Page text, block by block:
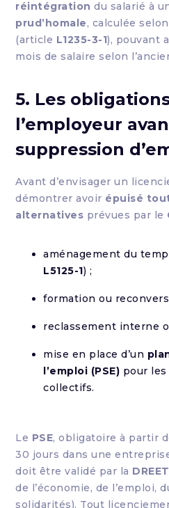
réintégration du salarié à
prud’homale, calculée
(article L1235-3-1), pouvant
mois de salaire selon
5. Les
l’employeur
suppression
Avant d’envisager un
démontrer avoir épuisé
alternatives prévues par le
aménagement du
L5125-1) ;
formation ou
reclassement interne
mise en place d’un
l’emploi (PSE) pour
collectifs.
Le PSE, obligatoire à partir
30 jours dans une
doit être validé par la
de l’économie, de l’emploi,
solidarités). Tout